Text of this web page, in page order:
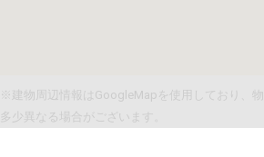
※建物周辺情報はGoogleMapを使用しており、物
多少異なる場合がございます。